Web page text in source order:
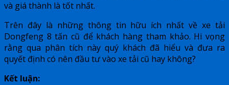
và giá thành là tốt nhất.
Trên đây là những thông tin hữu ích nhất về xe tải
Dongfeng 8 tấn cũ để khách hàng tham khảo. Hi vọng
rằng qua phân tích này quý khách đã hiểu và đưa ra
quyết định có nên đầu tư vào xe tải cũ hay không?
Kết luận: